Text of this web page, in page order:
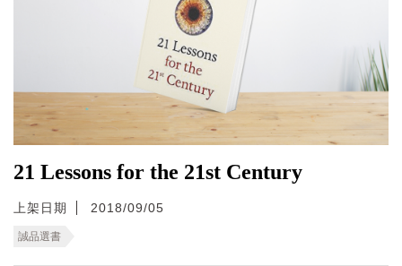
21 Lessons for the 21st Century
上架日期 2018/09/05
誠品選書